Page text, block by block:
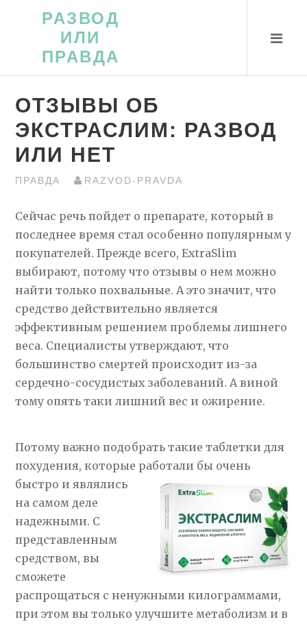
РАЗВОД
ИЛИ
ПРАВДА
ОТЗЫВЫ ОБ
ЭКСТРАСЛИМ: РАЗВОД
ИЛИ НЕТ
ПРАВДА RAZVOD-PRAVDA
Сейчас речь пойдет о препарате, который в
последнее время стал особенно популярным у
покупателей. Прежде всего, ExtraSlim
выбирают, потому что отзывы о нем можно
найти только похвальные. А это значит, что
средство действительно является
эффективным решением проблемы лишнего
веса. Специалисты утверждают, что
большинство смертей происходит из-за
сердечно-сосудистых заболеваний. А виной
тому опять таки лишний вес и ожирение.
Потому важно подобрать такие таблетки для
похудения, которые работали бы очень
быстро и являлись
на самом деле
надежными. С
представленным
средством, вы
сможете
распрощаться с ненужными килограммами,
при этом вы только улучшите метаболизм и в